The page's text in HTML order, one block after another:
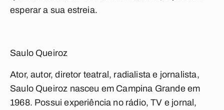
esperar a sua estreia.
Saulo Queiroz
Ator, autor, diretor teatral, radialista e jornalista,
Saulo Queiroz nasceu em Campina Grande em
1968. Possui experiência no rádio, TV e jornal,